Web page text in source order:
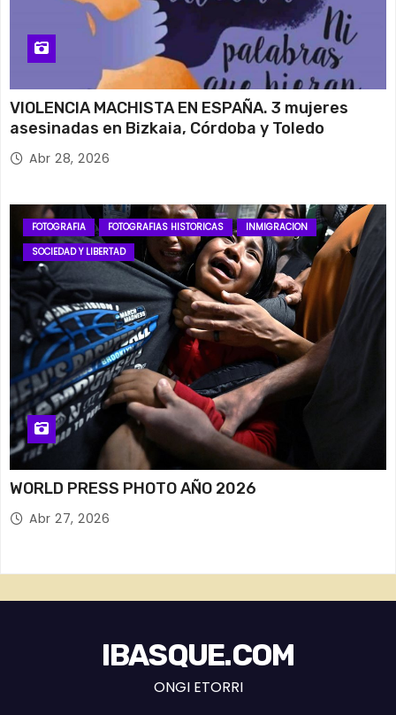
VIOLENCIA MACHISTA EN ESPAÑA. 3 mujeres
asesinadas en Bizkaia, Córdoba y Toledo
Abr 28, 2026
FOTOGRAFIA FOTOGRAFIAS HISTORICAS
INMIGRACION
SOCIEDAD Y LIBERTAD
WORLD PRESS PHOTO AÑO 2026
Abr 27, 2026
IBASQUE.COM
ONGI ETORRI